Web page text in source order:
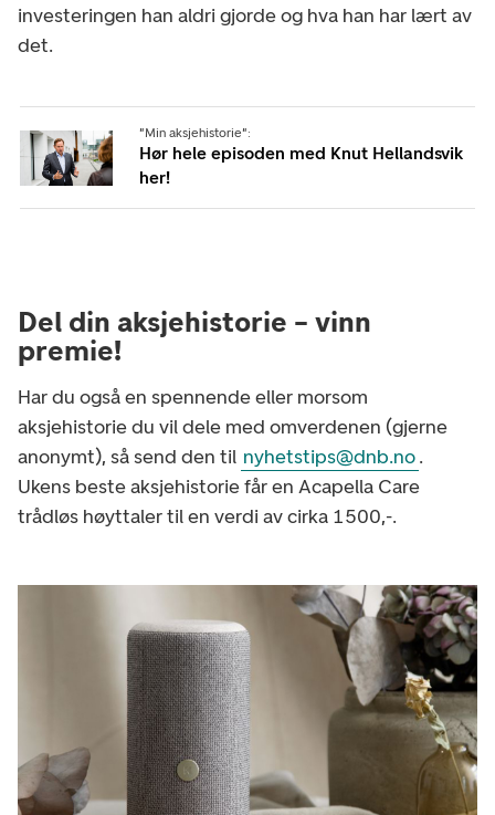
investeringen han aldri gjorde og hva han har lært av
det.
"Min aksjehistorie":
Hør hele episoden med Knut Hellandsvik
her!
Del din aksjehistorie – vinn
premie!
Har du også en spennende eller morsom
aksjehistorie du vil dele med omverdenen (gjerne
anonymt), så send den til nyhetstips@dnb.no.
Ukens beste aksjehistorie får en Acapella Care
trådløs høyttaler til en verdi av cirka 1500,-.